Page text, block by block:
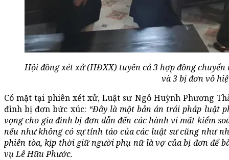
Hội đồng xét xử (HĐXX) tuyên cả 3 hợp đồng
và 3 bị đơn vô
Có mặt tại phiên xét xử, Luật sư Ngô Huỳnh Phương
đình bị đơn bức xúc: “Đây là một bản án trái pháp luật
vọng cho gia đình bị đơn dẫn đến các hành vi mất kiểm
nếu như không có sự tỉnh táo của các luật sư cũng như
phiên tòa, kịp thời giữ người phụ nữ là vợ của bị đơn để
vụ Lê Hữu Phước.